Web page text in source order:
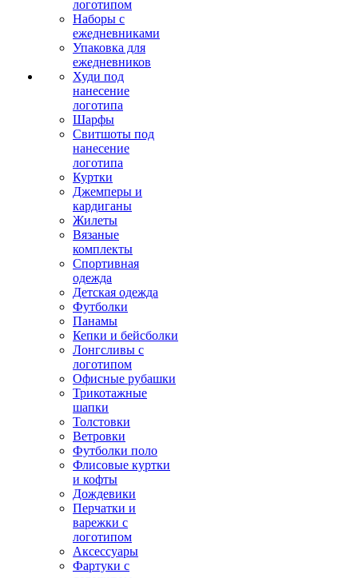
логотипом
Наборы с
ежедневниками
Упаковка для
ежедневников
Худи под
нанесение
логотипа
Шарфы
Свитшоты под
нанесение
логотипа
Куртки
Джемперы и
кардиганы
Жилеты
Вязаные
комплекты
Спортивная
одежда
Детская одежда
Футболки
Панамы
Кепки и бейсболки
Лонгсливы с
логотипом
Офисные рубашки
Трикотажные
шапки
Толстовки
Ветровки
Футболки поло
Флисовые куртки
и кофты
Дождевики
Перчатки и
варежки с
логотипом
Аксессуары
Фартуки с